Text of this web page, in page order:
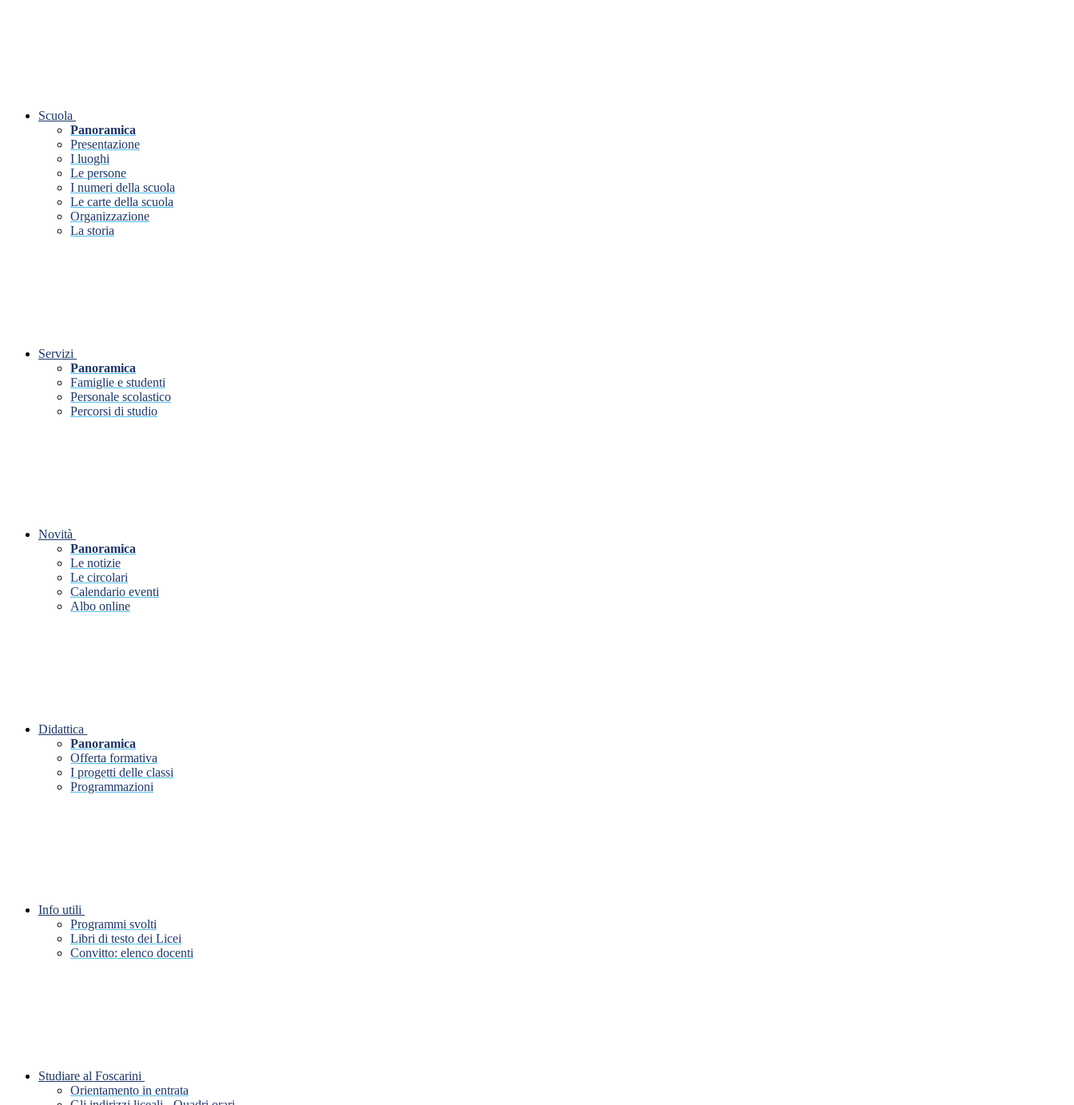
Scuola
Panoramica
Presentazione
I luoghi
Le persone
I numeri della scuola
Le carte della scuola
Organizzazione
La storia
Servizi
Panoramica
Famiglie e studenti
Personale scolastico
Percorsi di studio
Novità
Panoramica
Le notizie
Le circolari
Calendario eventi
Albo online
Didattica
Panoramica
Offerta formativa
I progetti delle classi
Programmazioni
Info utili
Programmi svolti
Libri di testo dei Licei
Convitto: elenco docenti
Studiare al Foscarini
Orientamento in entrata